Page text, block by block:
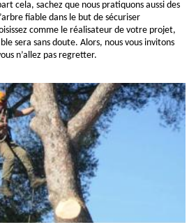
cela, sachez que nous pratiquons aussi des
fiable dans le but de sécuriser
comme le réalisateur de votre projet,
sera sans doute. Alors, nous vous invitons
n’allez pas regretter.